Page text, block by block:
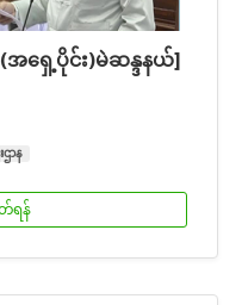
အရှေ့ပိုင်း)မဲဆန္ဒနယ်]
ာန
ရန်